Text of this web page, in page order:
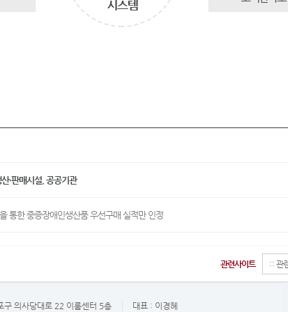
·판매시설, 공공기관
통한 중증장애인생산품 우선구매 실적만 인정
관련사이트
구 의사당대로 22 이룸센터 5층 대표 : 이경혜